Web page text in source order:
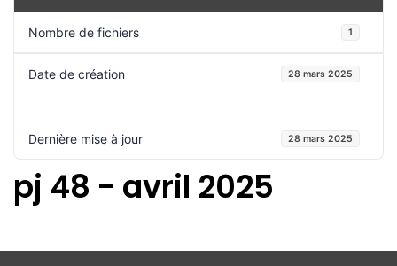
Nombre de fichiers 1
Date de création 28 mars 2025
Dernière mise à jour 28 mars 2025
pj 48 - avril 2025